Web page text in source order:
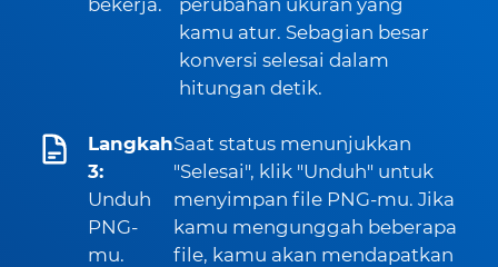
bekerja.
perubahan ukuran yang
kamu atur. Sebagian besar
konversi selesai dalam
hitungan detik.
Langkah
3:
Unduh
PNG-
mu.
Saat status menunjukkan
"Selesai", klik "Unduh" untuk
menyimpan file PNG-mu. Jika
kamu mengunggah beberapa
file, kamu akan mendapatkan